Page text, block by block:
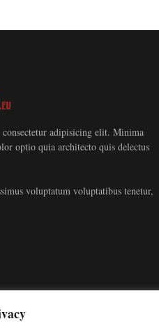
adipisicing elit. Minima
optio quia architecto quis delectus
voluptatum voluptatibus tenetur,